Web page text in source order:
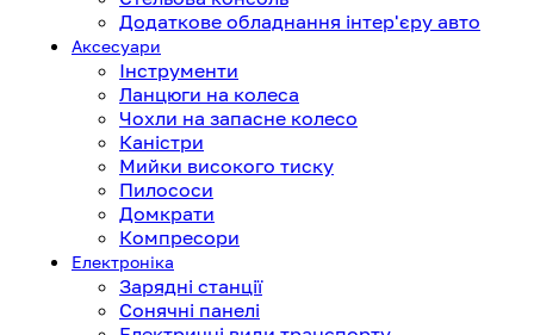
Додаткове обладнання інтер'єру авто
Аксесуари
Інструменти
Ланцюги на колеса
Чохли на запасне колесо
Каністри
Мийки високого тиску
Пилососи
Домкрати
Компресори
Електроніка
Зарядні станції
Сонячні панелі